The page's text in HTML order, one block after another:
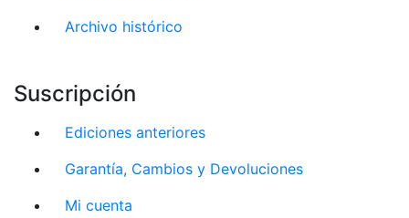
Archivo histórico
Suscripción
Ediciones anteriores
Garantía, Cambios y Devoluciones
Mi cuenta